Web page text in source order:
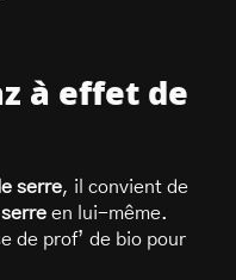
à effet de
serre, il convient de
serre en lui-même.
de prof’ de bio pour